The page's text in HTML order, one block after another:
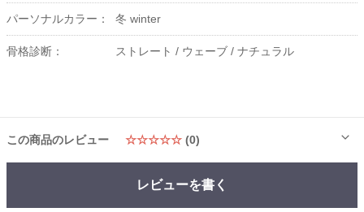
パーソナルカラー： 冬 winter
骨格診断： ストレート / ウェーブ / ナチュラル
この商品のレビュー ☆☆☆☆☆ (0)
レビューを書く